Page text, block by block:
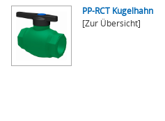
PP-RCT Kugelhahn
[Zur Übersicht]